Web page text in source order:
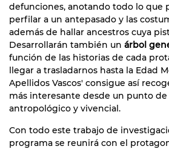
defunciones, anotando todo lo que
perfilar a un antepasado y las
además de hallar ancestros cuya
Desarrollarán también un árbol
función de las historias de cada
llegar a trasladarnos hasta la Edad
Apellidos Vascos' consigue así
más interesante desde un punto de
antropológico y vivencial.
Con todo este trabajo de
programa se reunirá con el